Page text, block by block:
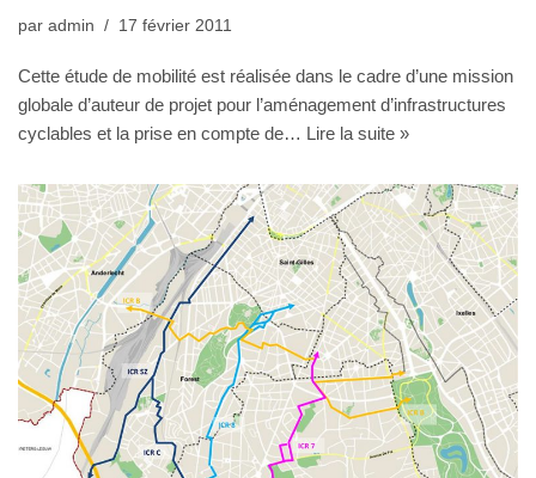
par admin 17 février 2011
Cette étude de mobilité est réalisée dans le cadre d’une mission
globale d’auteur de projet pour l’aménagement d’infrastructures
cyclables et la prise en compte de… Lire la suite »